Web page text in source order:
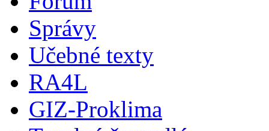
Správy
Učebné texty
RA4L
GIZ-Proklima